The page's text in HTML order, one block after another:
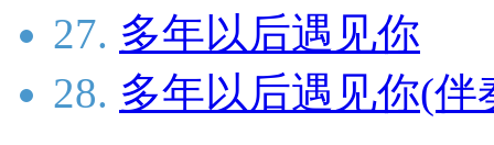
27. 多年以后遇见你
28. 多年以后遇见你(伴